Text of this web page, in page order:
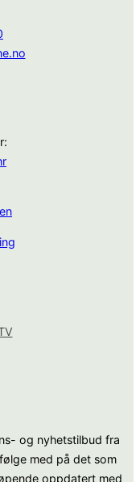
og nyhetstilbud fra
med på det som
oppdatert med